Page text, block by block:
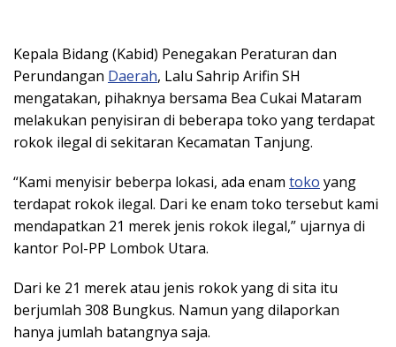
Kepala Bidang (Kabid) Penegakan Peraturan dan
Perundangan Daerah, Lalu Sahrip Arifin SH
mengatakan, pihaknya bersama Bea Cukai Mataram
melakukan penyisiran di beberapa toko yang terdapat
rokok ilegal di sekitaran Kecamatan Tanjung.
“Kami menyisir beberpa lokasi, ada enam toko yang
terdapat rokok ilegal. Dari ke enam toko tersebut kami
mendapatkan 21 merek jenis rokok ilegal,” ujarnya di
kantor Pol-PP Lombok Utara.
Dari ke 21 merek atau jenis rokok yang di sita itu
berjumlah 308 Bungkus. Namun yang dilaporkan
hanya jumlah batangnya saja.